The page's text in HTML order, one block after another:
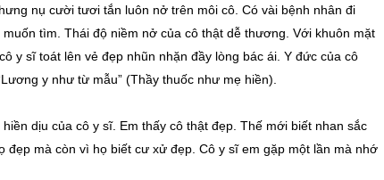
nụ cười tươi tắn luôn nở trên môi cô. Có vài bệnh nhân đi
tìm. Thái độ niềm nở của cô thật dễ thương. Với khuôn mặt
y sĩ toát lên vẻ đẹp nhũn nhặn đầy lòng bác ái. Y đức của cô
y như từ mẫu” (Thầy thuốc như mẹ hiền).
dịu của cô y sĩ. Em thấy cô thật đẹp. Thế mới biết nhan sắc
đẹp mà còn vì họ biết cư xử đẹp. Cô y sĩ em gặp một lần mà nhớ